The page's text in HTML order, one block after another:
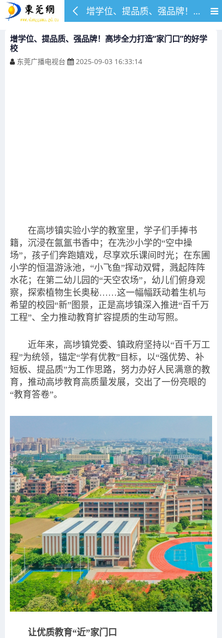
增学位、提品质、强品牌！高埗全力打造“家门口”的好学校
增学位、提品质、强品牌！高埗全力打造“家门口”的好学
校
东莞广播电视台 2025-09-03 16:33:14
在高埗镇实验小学的教室里，学子们手捧书
籍，沉浸在氤氲书香中；在冼沙小学的“空中操
场”，孩子们奔跑嬉戏，尽享欢乐课间时光；在东圃
小学的恒温游泳池，“小飞鱼”挥动双臂，溅起阵阵
水花；在第二幼儿园的“天空农场”，幼儿们俯身观
察，探索植物生长奥秘……这一幅幅跃动着生机与
希望的校园“新”图景，正是高埗镇深入推进“百千万
工程”、全力推动教育扩容提质的生动写照。
近年来，高埗镇党委、镇政府坚持以“百千万工
程”为统领，锚定“学有优教”目标，以“强优势、补
短板、提品质”为工作思路，努力办好人民满意的教
育，推动高埗教育高质量发展，交出了一份亮眼的
“教育答卷”。
让优质教育“近”家门口